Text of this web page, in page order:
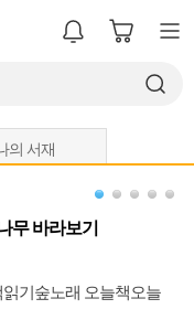
의 서재
무 바라보기
기숲노래 오늘책오늘